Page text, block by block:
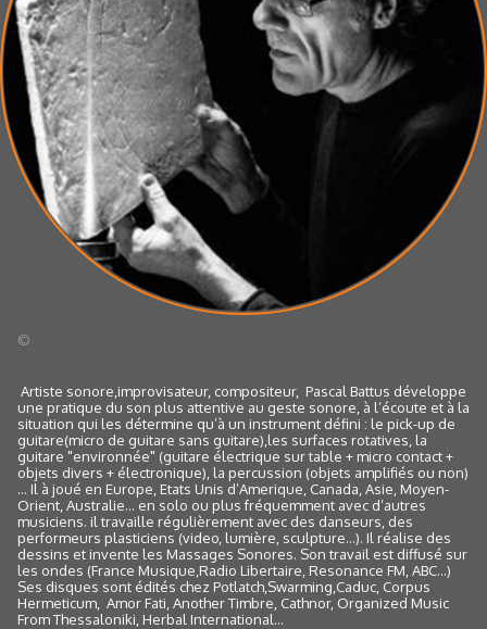
©
Artiste sonore,improvisateur, compositeur, Pascal Battus développe
une pratique du son plus attentive au geste sonore, à l’écoute et à la
situation qui les détermine qu’à un instrument défini : le pick-up de
guitare(micro de guitare sans guitare),les surfaces rotatives, la
guitare "environnée" (guitare électrique sur table + micro contact +
objets divers + électronique), la percussion (objets amplifiés ou non)
… Il à joué en Europe, Etats Unis d’Amerique, Canada, Asie, Moyen-
Orient, Australie… en solo ou plus fréquemment avec d’autres
musiciens. il travaille régulièrement avec des danseurs, des
performeurs plasticiens (video, lumière, sculpture…). Il réalise des
dessins et invente les Massages Sonores. Son travail est diffusé sur
les ondes (France Musique,Radio Libertaire, Resonance FM, ABC…)
Ses disques sont édités chez Potlatch,Swarming,Caduc, Corpus
Hermeticum, Amor Fati, Another Timbre, Cathnor, Organized Music
From Thessaloniki, Herbal International…